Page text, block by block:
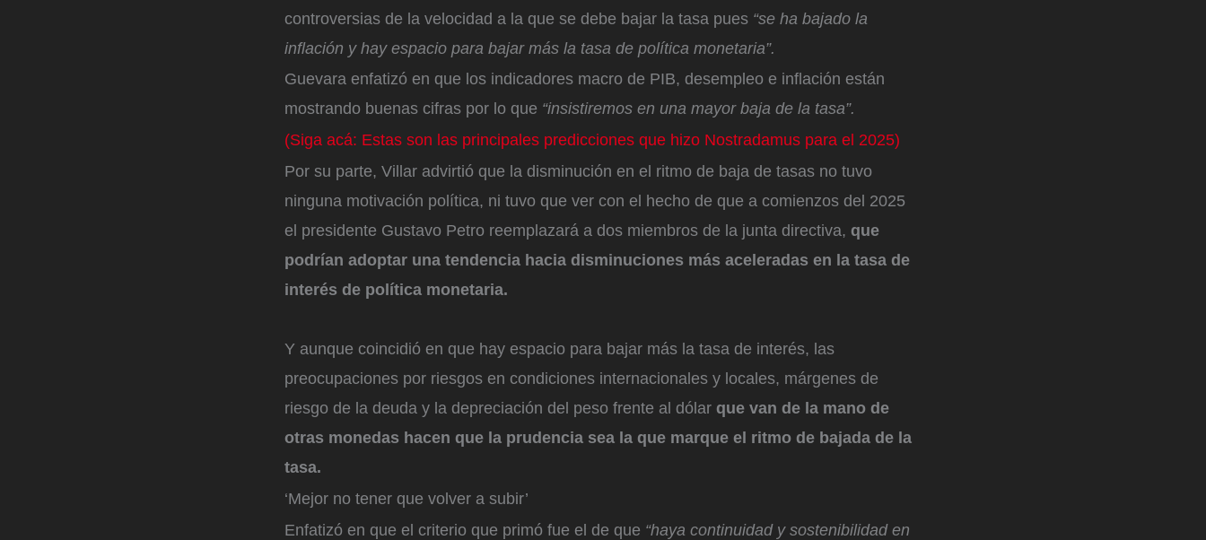
controversias de la velocidad a la que se debe bajar la tasa pues “se ha bajado la
inflación y hay espacio para bajar más la tasa de política monetaria”.
Guevara enfatizó en que los indicadores macro de PIB, desempleo e inflación están
mostrando buenas cifras por lo que “insistiremos en una mayor baja de la tasa”.
(Siga acá: Estas son las principales predicciones que hizo Nostradamus para el 2025)
Por su parte, Villar advirtió que la disminución en el ritmo de baja de tasas no tuvo
ninguna motivación política, ni tuvo que ver con el hecho de que a comienzos del 2025
el presidente Gustavo Petro reemplazará a dos miembros de la junta directiva, que
podrían adoptar una tendencia hacia disminuciones más aceleradas en la tasa de
interés de política monetaria.
Y aunque coincidió en que hay espacio para bajar más la tasa de interés, las
preocupaciones por riesgos en condiciones internacionales y locales, márgenes de
riesgo de la deuda y la depreciación del peso frente al dólar que van de la mano de
otras monedas hacen que la prudencia sea la que marque el ritmo de bajada de la
tasa.
‘Mejor no tener que volver a subir’
Enfatizó en que el criterio que primó fue el de que “haya continuidad y sostenibilidad en